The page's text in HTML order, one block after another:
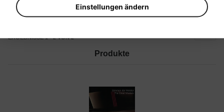
Einstellungen ändern
HERSTELLER: UNIVERSAL EDITION
ERGEBNISSE 1 - 2 VON 2
Produkte